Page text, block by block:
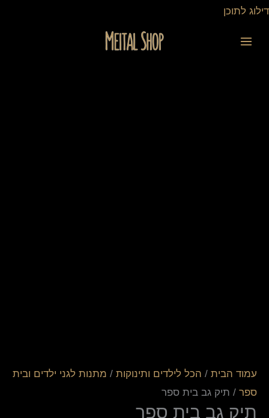
דילוג לתוכן
דילוג
עמוד הבית / הכל לילדים ותינוקות / מתנות לגני ילדים ובית
ספר / תיק גב בית ספר
תיק גב בית ספר
של